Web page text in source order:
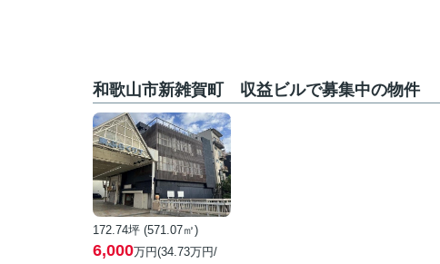
和歌山市新雑賀町 収益ビルで募集中の物件
172.74坪 (571.07㎡)
6,000万円(34.73万円/